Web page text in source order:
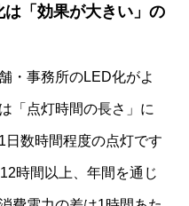
「効果が大きい」の
・事務所のLED化がよ
「点灯時間の長さ」に
日数時間程度の点灯です
時間以上、年間を通じ